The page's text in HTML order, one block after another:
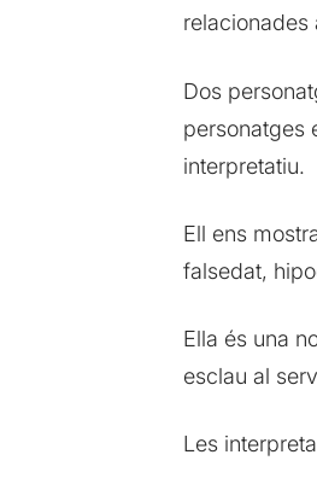
relacionades
Dos
personatges
interpretatiu.
Ell ens
falsedat,
Ella és una
esclau al
Les